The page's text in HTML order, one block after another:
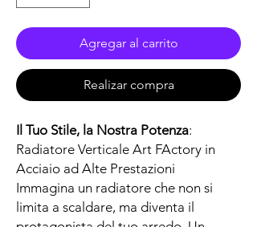
Agregar al carrito
Realizar compra
Il Tuo Stile, la Nostra Potenza:
Radiatore Verticale Art FActory in
Acciaio ad Alte Prestazioni
Immagina un radiatore che non si
limita a scaldare, ma diventa il